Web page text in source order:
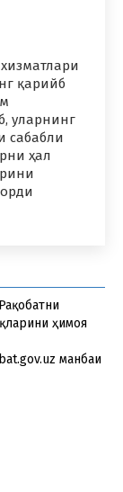
қарийб
уларнинг
сабабли
ҳал
ҳимоя
манбаи